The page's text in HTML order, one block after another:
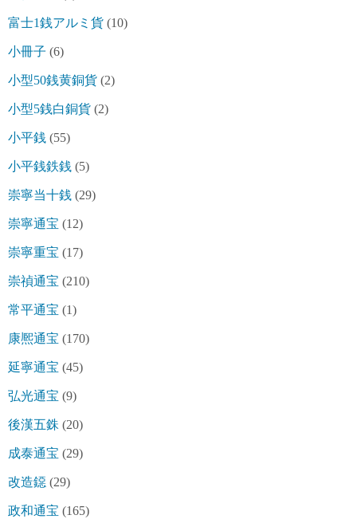
富士1銭アルミ貨 (10)
小冊子 (6)
小型50銭黄銅貨 (2)
小型5銭白銅貨 (2)
小平銭 (55)
小平銭鉄銭 (5)
崇寧当十銭 (29)
崇寧通宝 (12)
崇寧重宝 (17)
崇禎通宝 (210)
常平通宝 (1)
康熈通宝 (170)
延寧通宝 (45)
弘光通宝 (9)
後漢五銖 (20)
成泰通宝 (29)
改造鐚 (29)
政和通宝 (165)